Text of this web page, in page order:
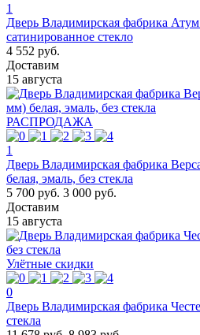
1
Дверь Владимирская фабрика
сатинированное стекло
4 552 руб.
Доставим
15 августа
РАСПРОДАЖА
1
Дверь Владимирская фабрика
белая, эмаль, без стекла
5 700 руб. 3 000 руб.
Доставим
15 августа
Улётные скидки
0
Дверь Владимирская фабрика
стекла